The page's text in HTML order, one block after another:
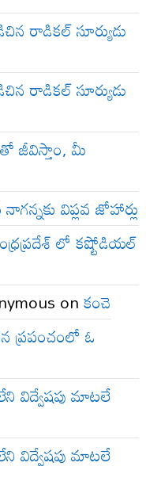
రాడికల్ సూర్యుడు
రాడికల్ సూర్యుడు
జీవిస్తాం, మీ
విప్లవ జోహార్లు
లో కష్టోడియల్
onకంచె
ప్రపంచంలో ఓ
విద్వేషపు మాటలే
విద్వేషపు మాటలే